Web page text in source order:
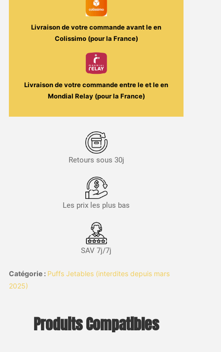
Livraison de votre commande avant leen
Colissimo (pour la France)
Livraison de votre commande entre leet leen
Mondial Relay (pour la France)
Retours sous 30j
Les prix les plus bas
SAV 7j/7j
Catégorie : Puffs Jetables (interdites depuis mars
2025)
Produits Compatibles